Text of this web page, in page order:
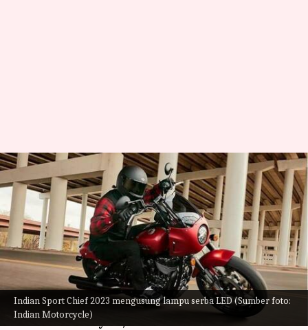
Indian Sport Chief 2023 mengusung lampu serba LED (Sumber foto:
Indian Motorcycle)
Indian Sport Chief 2023 resmi
diluncurkan: Inilah fitur
teratasnya
menulis Bob Feb 27, 2023 12:21 pm
Apa ceritanya
Pembuat sepeda motor yang berbasis di AS,
Indian Motorcycle, secara resmi meluncurkan